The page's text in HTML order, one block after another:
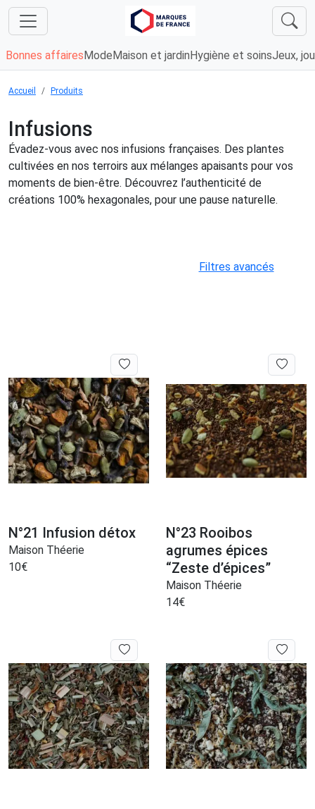
Bonnes affaires Mode Maison et jardin Hygiène et soinsJeux,
Accueil Produits
Infusions
Évadez-vous avec nos infusions françaises. Des plantes
cultivées en nos terroirs aux mélanges apaisants pour vos
moments de bien-être. Découvrez l’authenticité de
créations 100% hexagonales, pour une pause naturelle.
Filtres avancés
N°21 Infusion détox
Maison Théerie
10€
N°23 Rooibos
agrumes épices
“Zeste d’épices”
Maison Théerie
14€